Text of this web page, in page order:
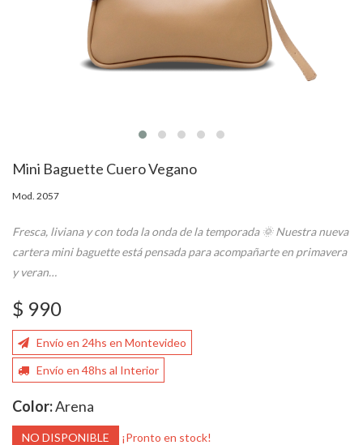
Mini Baguette Cuero Vegano
Mod. 2057
Fresca, liviana y con toda la onda de la temporada 🌞 Nuestra nueva
cartera mini baguette está pensada para acompañarte en primavera
y veran…
$ 990
Envío en 24hs en Montevideo
Envío en 48hs al Interior
Color:Arena
NO DISPONIBLE ¡Pronto en stock!